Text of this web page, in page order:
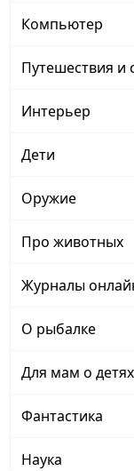
Компьютер
Путешествия и
Интерьер
Дети
Оружие
Про животных
Журналы
О рыбалке
Для мам о детях
Фантастика
Наука